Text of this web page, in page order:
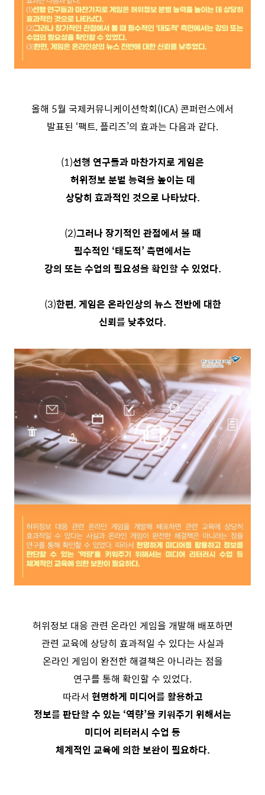
올해 5월 국제커뮤니케이션학회(ICA) 콘퍼런스에서
발표된 ‘팩트, 플리즈’의 효과는 다음과 같다.
(1)선행 연구들과 마찬가지로 게임은
허위정보 분별 능력을 높이는 데
상당히 효과적인 것으로 나타났다.
(2)그러나 장기적인 관점에서 볼 때
필수적인 ‘태도적’ 측면에서는
강의 또는 수업의 필요성을 확인할 수 있었다.
(3)한편, 게임은 온라인상의 뉴스 전반에 대한
신뢰를 낮추었다.
허위정보 대응 관련 온라인 게임을 개발해 배포하면
관련 교육에 상당히 효과적일 수 있다는 사실과
온라인 게임이 완전한 해결책은 아니라는 점을
연구를 통해 확인할 수 있었다.
따라서 현명하게 미디어를 활용하고
정보를 판단할 수 있는 ‘역량’을 키워주기 위해서는
미디어 리터러시 수업 등
체계적인 교육에 의한 보완이 필요하다.